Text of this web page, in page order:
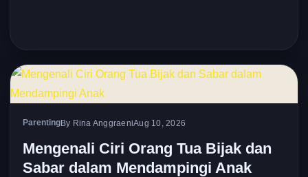
ParentingBy Rina AnggraeniAug 10, 2026
Mengenali Ciri Orang Tua Bijak dan
Sabar dalam Mendampingi Anak